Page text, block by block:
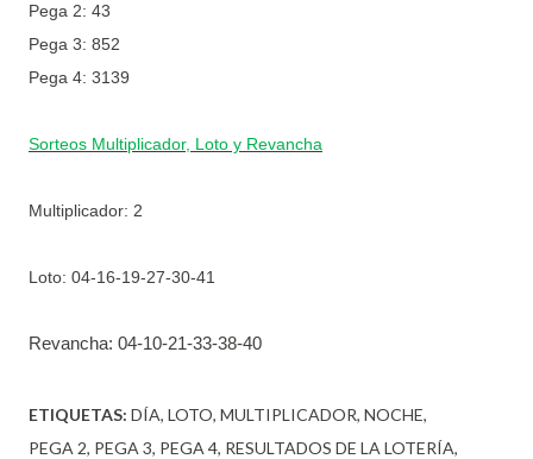
Pega 2: 43
Pega 3: 852
Pega 4: 3139
Sorteos Multiplicador, Loto y Revancha
Multiplicador: 2
Loto: 04-16-19-27-30-41
Revancha: 04-10-21-33-38-40
ETIQUETAS: DÍA LOTO MULTIPLICADOR NOCHE
PEGA 2 PEGA 3 PEGA 4 RESULTADOS DE LA LOTERÍA